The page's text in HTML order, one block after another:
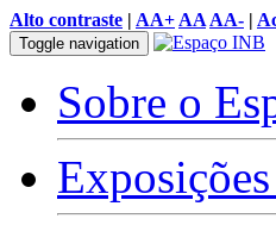
Alto contraste | AA+ AA AA- |
Toggle navigation
Sobre o